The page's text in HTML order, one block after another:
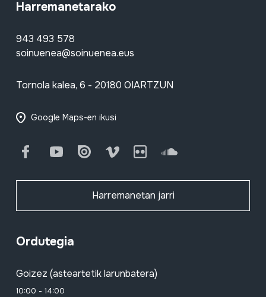
Harremanetarako
943 493 578
soinuenea@soinuenea.eus
Tornola kalea, 6 - 20180 OIARTZUN
Google Maps-en ikusi
FacebookYoutube Issuu Vimeo Flickr SoundCloud
Harremanetan jarri
Ordutegia
Goizez (asteartetik larunbatera)
10:00 - 14:00